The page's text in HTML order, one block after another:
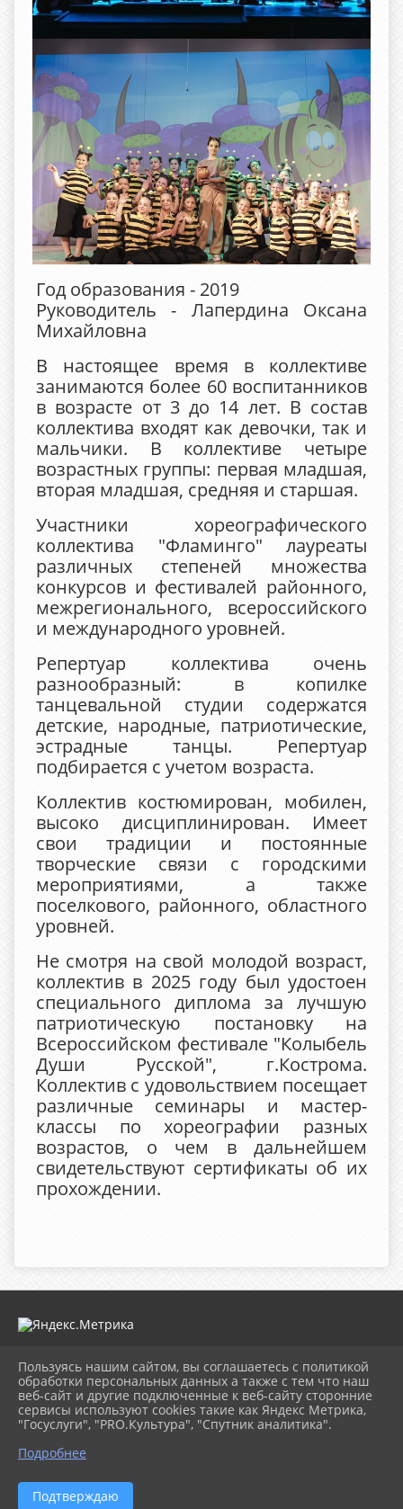
Год образования - 2019
Руководитель - Лапердина Оксана
Михайловна
В настоящее время в коллективе
занимаются более 60 воспитанников
в возрасте от 3 до 14 лет. В состав
коллектива входят как девочки, так и
мальчики. В коллективе четыре
возрастных группы: первая младшая,
вторая младшая, средняя и старшая.
Участники хореографического
коллектива "Фламинго" лауреаты
различных степеней множества
конкурсов и фестивалей районного,
межрегионального, всероссийского
и международного уровней.
Репертуар коллектива очень
разнообразный: в копилке
танцевальной студии содержатся
детские, народные, патриотические,
эстрадные танцы. Репертуар
подбирается с учетом возраста.
Коллектив костюмирован, мобилен,
высоко дисциплинирован. Имеет
свои традиции и постоянные
творческие связи с городскими
мероприятиями, а также
поселкового, районного, областного
уровней.
Не смотря на свой молодой возраст,
коллектив в 2025 году был удостоен
специального диплома за лучшую
патриотическую постановку на
Всероссийском фестивале "Колыбель
Души Русской", г.Кострома.
Коллектив с удовольствием посещает
различные семинары и мастер-
классы по хореографии разных
возрастов, о чем в дальнейшем
свидетельствуют сертификаты об их
прохождении.
2026 г. mugdk.ru
Вход
Карта сайта
Политика обработки персональных данных
Сделано на KubCMS
Пользуясь нашим сайтом, вы соглашаетесь с политикой
обработки персональных данных а также с тем что наш
веб-сайт и другие подключенные к веб-сайту сторонние
сервисы используют cookies такие как Яндекс Метрика,
"Госуслуги", "PRO.Культура", "Спутник аналитика".
Подробнее
Подтверждаю